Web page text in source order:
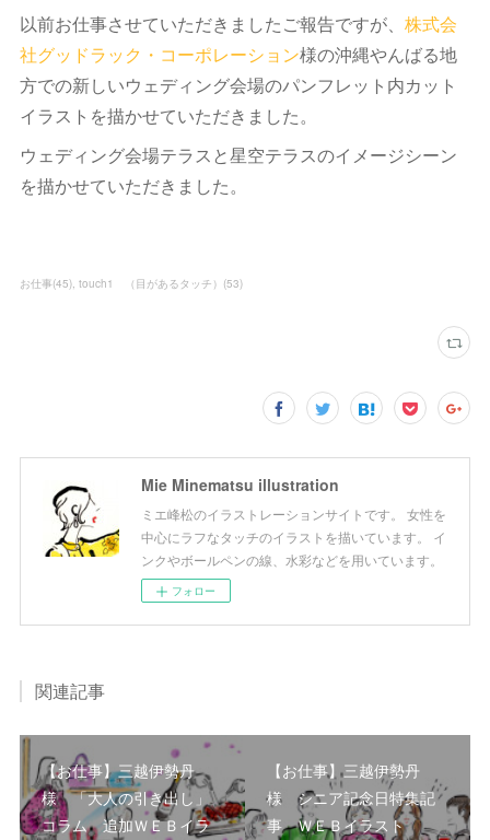
以前お仕事させていただきましたご報告ですが、株式会
社グッドラック・コーポレーション様の沖縄やんばる地
方での新しいウェディング会場のパンフレット内カット
イラストを描かせていただきました。
ウェディング会場テラスと星空テラスのイメージシーン
を描かせていただきました。
お仕事(45) touch1 （目があるタッチ） (53)
Mie Minematsu illustration
ミエ峰松のイラストレーションサイトです。 女性を
中心にラフなタッチのイラストを描いています。 イ
ンクやボールペンの線、水彩などを用いています。
フォロー
関連記事
【お仕事】三越伊勢丹
様 「大人の引き出し」
コラム 追加ＷＥＢイラ
【お仕事】三越伊勢丹
様 シニア記念日特集記
事 ＷＥＢイラスト